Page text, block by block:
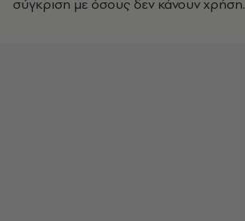
σύγκριση με όσους δεν κάνουν χρήση.